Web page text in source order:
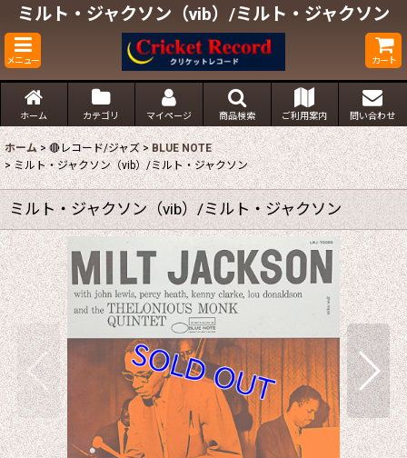
ミルト・ジャクソン（vib）/ミルト・ジャクソン
メニュー カート
ホーム カテゴリ マイページ 商品検索 ご利用案内 問い合わせ
ホーム > 🔴レコード/ジャズ > BLUE NOTE
> ミルト・ジャクソン（vib）/ミルト・ジャクソン
ミルト・ジャクソン（vib）/ミルト・ジャクソン